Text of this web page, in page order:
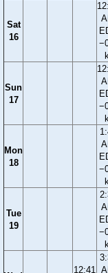
Sat
16
Sun
17
Mon
18
Tue
19
12:41